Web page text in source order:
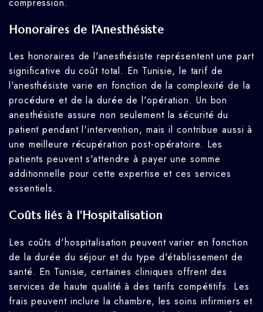
Honoraires de l'Anesthésiste
Les honoraires de l'anesthésiste représentent une part
significative du coût total. En Tunisie, le tarif de
l'anesthésiste varie en fonction de la complexité de la
procédure et de la durée de l'opération. Un bon
anesthésiste assure non seulement la sécurité du
patient pendant l'intervention, mais il contribue aussi à
une meilleure récupération post-opératoire. Les
patients peuvent s'attendre à payer une somme
additionnelle pour cette expertise et ces services
essentiels.
Coûts liés à l'Hospitalisation
Les coûts d'hospitalisation peuvent varier en fonction
de la durée du séjour et du type d'établissement de
santé. En Tunisie, certaines cliniques offrent des
services de haute qualité à des tarifs compétitifs. Les
frais peuvent inclure la chambre, les soins infirmiers et